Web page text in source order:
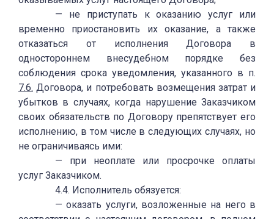
— не приступать к оказанию услуг или
временно приостановить их оказание, а также
отказаться от исполнения Договора в
одностороннем внесудебном порядке без
соблюдения срока уведомления, указанного в п.
7.6. Договора, и потребовать возмещения затрат и
убытков в случаях, когда нарушение Заказчиком
своих обязательств по Договору препятствует его
исполнению, в том числе в следующих случаях, но
не ограничиваясь ими:
— при неоплате или просрочке оплаты
услуг Заказчиком.
4.4. Исполнитель обязуется:
— оказать услуги, возложенные на него в